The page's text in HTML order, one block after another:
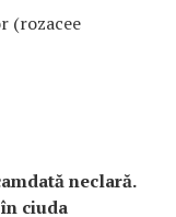
(rozacee
neclară.
ciuda